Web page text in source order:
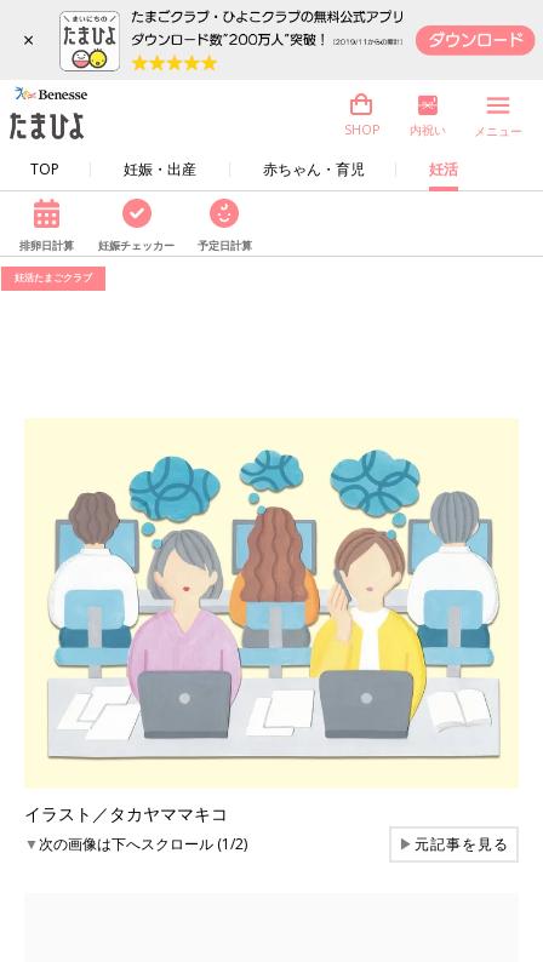
×
TOP 妊娠・出産 赤ちゃん・育児 妊活
SHOP 内祝い メニュー
排卵日計算 妊娠チェッカー 予定日計算
妊活たまごクラブ
イラスト／タカヤママキコ
▼次の画像は下へスクロール (1/2) ▶元記事を見る